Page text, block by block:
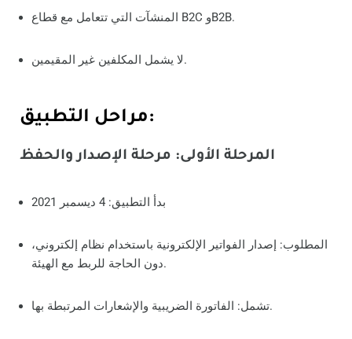
المنشآت التي تتعامل مع قطاع B2C وB2B.
لا يشمل المكلفين غير المقيمين.
مراحل التطبيق:
المرحلة الأولى: مرحلة الإصدار والحفظ
بدأ التطبيق: 4 ديسمبر 2021
المطلوب: إصدار الفواتير الإلكترونية باستخدام نظام إلكتروني،
دون الحاجة للربط مع الهيئة.
تشمل: الفاتورة الضريبية والإشعارات المرتبطة بها.